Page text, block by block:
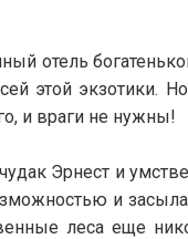
отель
этой экзотики.
и враги не нужны!
Эрнест и
и
леса еще